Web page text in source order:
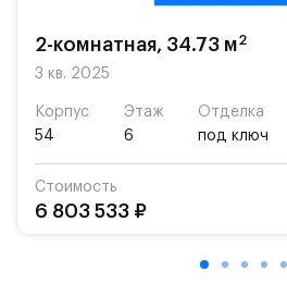
парковки.
осуществляется по
2-комнатная, 34.73 м2
3 кв. 2025
Корпус
54
Этаж
6
Отделка
под ключ
Стоимость
6 803 533 ₽